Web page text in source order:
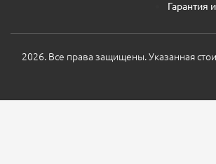
Гарантия
2026. Все права защищены. Указанная